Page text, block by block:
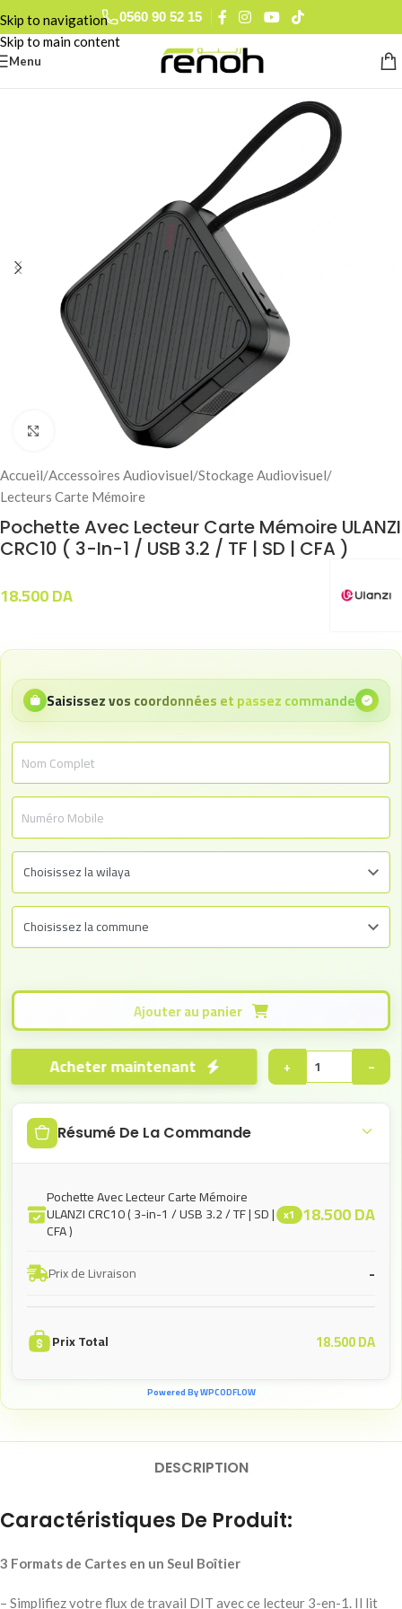
Skip to navigation
Skip to main content
0560 90 52 15
Menu
Click to enlarge
Accueil/Accessoires Audiovisuel/Stockage Audiovisuel/
Lecteurs Carte Mémoire
Pochette Avec Lecteur Carte Mémoire ULANZI
CRC10 ( 3-In-1 / USB 3.2 / TF | SD | CFA )
18.500DA
Saisissez vos coordonnées et passez commande
−
+
Acheter maintenant
Résumé De La Commande
Pochette Avec Lecteur Carte Mémoire
ULANZI CRC10 ( 3-in-1 / USB 3.2 / TF | SD |
CFA )
x1 18.500DA
Prix de Livraison -
Prix Total 18.500DA
Powered By WPCODFLOW
DESCRIPTION
Caractéristiques De Produit:
3 Formats de Cartes en un Seul Boîtier
– Simplifiez votre flux de travail DIT avec ce lecteur 3-en-1. Il lit